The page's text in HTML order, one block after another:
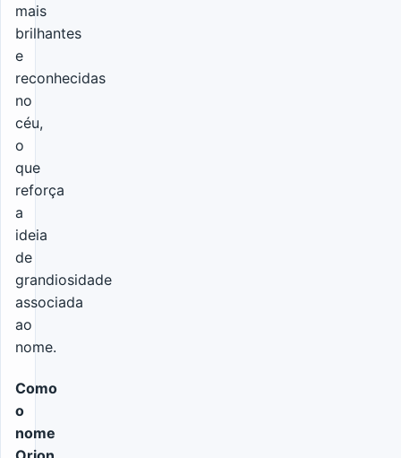
mais
brilhantes
e
reconhecidas
no
céu,
o
que
reforça
a
ideia
de
grandiosidade
associada
ao
nome.
Como
o
nome